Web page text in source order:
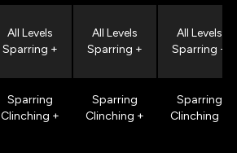
All Levels
Sparring +
All Levels
Sparring +
All Levels
Sparring +
Sparring
Clinching +
Sparring
Clinching +
Sparring
Clinching +